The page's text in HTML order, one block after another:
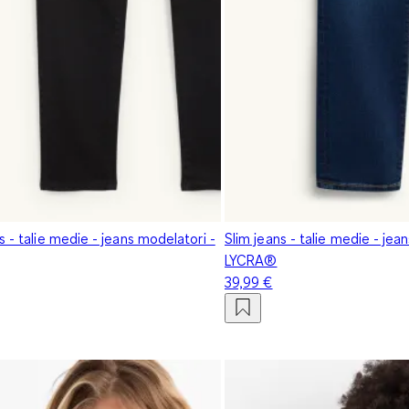
- talie medie - jeans modelatori - Slim jeans - talie medie -
LYCRA®
39,99 €